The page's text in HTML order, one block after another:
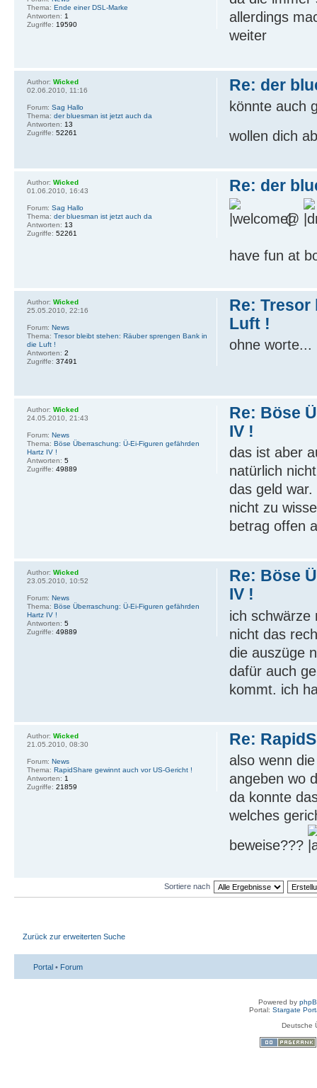
allerdings
weiter
Thema: Ende einer DSL-Marke
Antworten: 1
Zugriffe: 19590
Re: der
könnte auch
wollen dich
Author: Wicked
02.06.2010, 11:16
Forum: Sag Hallo
Thema: der bluesman ist jetzt auch da
Antworten: 13
Zugriffe: 52261
Re: der
@
have fun at
Author: Wicked
01.06.2010, 16:43
Forum: Sag Hallo
Thema: der bluesman ist jetzt auch da
Antworten: 13
Zugriffe: 52261
Re:
Luft !
ohne worte...
Author: Wicked
25.05.2010, 22:16
Forum: News
Thema: Tresor bleibt stehen: Räuber sprengen Bank in
die Luft !
Antworten: 2
Zugriffe: 37491
Re: Böse
IV !
das ist aber
natürlich
das geld
nicht zu
betrag offen
Author: Wicked
24.05.2010, 21:43
Forum: News
Thema: Böse Überraschung: Ü-Ei-Figuren gefährden
Hartz IV !
Antworten: 5
Zugriffe: 49889
Re: Böse
IV !
ich schwärze
nicht das
die auszüge
dafür auch
kommt. ich
Author: Wicked
23.05.2010, 10:52
Forum: News
Thema: Böse Überraschung: Ü-Ei-Figuren gefährden
Hartz IV !
Antworten: 5
Zugriffe: 49889
Re:
also wenn
angeben wo
da konnte
welches
beweise???
Author: Wicked
21.05.2010, 08:30
Forum: News
Thema: RapidShare gewinnt auch vor US-Gericht !
Antworten: 1
Zugriffe: 21859
Sortiere nach
Zurück zur erweiterten Suche
Portal • Forum
Powered by
Portal: Stargate
Deutsche